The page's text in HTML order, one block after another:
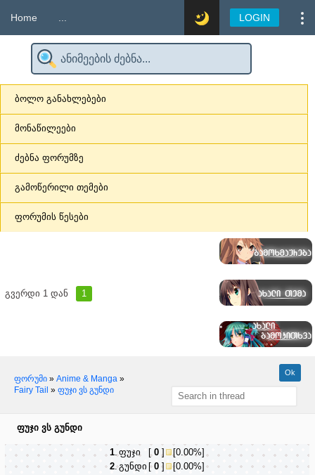
Home LOGIN
ბოლო განახლებები
მონაწილეები
ძებნა ფორუმზე
გამოწერილი თემები
ფორუმის წესები
გვერდი 1 დან 1
ფორუმი » Anime & Manga »
Fairy Tail » ფუჯი ვს გუნდი
ფუჯი ვს გუნდი
1.ფუჯი [0 ]
[0.00%]
2.გუნდი [0 ]
[0.00%]